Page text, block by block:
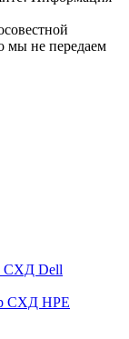
мы не передаем
СХД Dell
СХД HPE